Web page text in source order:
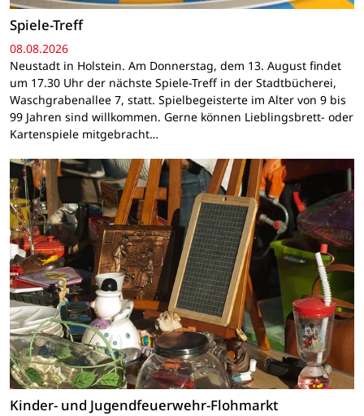
Spiele-Treff
08.08.2026
Neustadt in Holstein. Am Donnerstag, dem 13. August findet
um 17.30 Uhr der nächste Spiele-Treff in der Stadtbücherei,
Waschgrabenallee 7, statt. Spielbegeisterte im Alter von 9 bis
99 Jahren sind willkommen. Gerne können Lieblingsbrett- oder
Kartenspiele mitgebracht…
Kinder- und Jugendfeuerwehr-Flohmarkt